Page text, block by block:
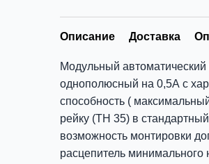
Описание Доставка
Модульный
однополюсный на 0,5А с
способность (
рейку (ТН 35) в
возможность монтировки
расцепитель